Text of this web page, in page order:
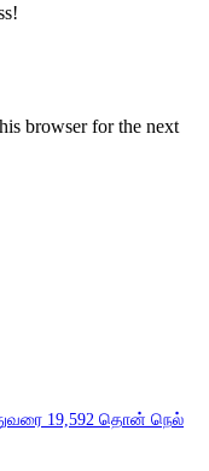
browser for the next
19,592 தொன் நெல்